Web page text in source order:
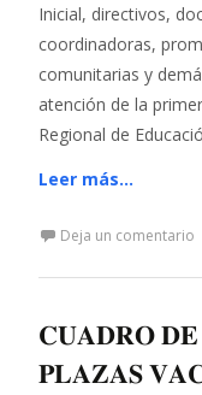
Inicial, directivos,
coordinadoras,
comunitarias y
atención de la
Regional de
Leer más…
Deja un comentario
𝐂𝐔𝐀𝐃𝐑𝐎 𝐃𝐄
𝐏𝐋𝐀𝐙𝐀𝐒